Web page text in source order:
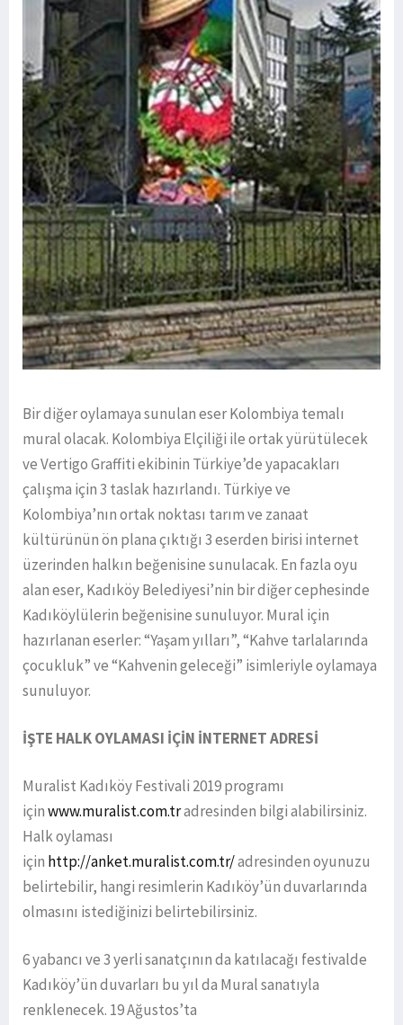
Bir diğer oylamaya sunulan eser Kolombiya temalı
mural olacak. Kolombiya Elçiliği ile ortak yürütülecek
ve Vertigo Graffiti ekibinin Türkiye’de yapacakları
çalışma için 3 taslak hazırlandı. Türkiye ve
Kolombiya’nın ortak noktası tarım ve zanaat
kültürünün ön plana çıktığı 3 eserden birisi internet
üzerinden halkın beğenisine sunulacak. En fazla oyu
alan eser, Kadıköy Belediyesi’nin bir diğer cephesinde
Kadıköylülerin beğenisine sunuluyor. Mural için
hazırlanan eserler: “Yaşam yılları”, “Kahve tarlalarında
çocukluk” ve “Kahvenin geleceği” isimleriyle oylamaya
sunuluyor.
İŞTE HALK OYLAMASI İÇİN İNTERNET ADRESİ
Muralist Kadıköy Festivali 2019 programı
içinwww.muralist.com.tradresinden bilgi alabilirsiniz.
Halk oylaması
için http://anket.muralist.com.tr/adresinden oyunuzu
belirtebilir, hangi resimlerin Kadıköy’ün duvarlarında
olmasını istediğinizi belirtebilirsiniz.
6 yabancı ve 3 yerli sanatçının da katılacağı festivalde
Kadıköy’ün duvarları bu yıl da Mural sanatıyla
renklenecek. 19 Ağustos’ta